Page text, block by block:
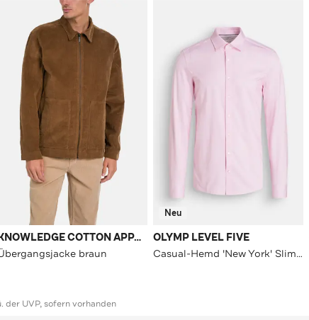
KNOWLEDGE COTTON APPAREL
braun
Neu
OLYMP LEVEL FIVE
Casual-Hemd 'New York' Slim Fit
der UVP, sofern vorhanden